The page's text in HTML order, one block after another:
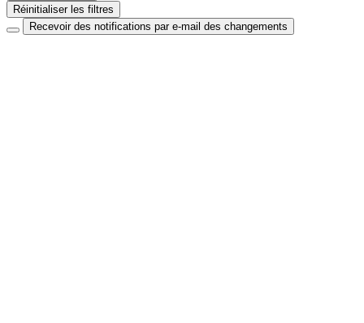
Réinitialiser les filtres
Recevoir des notifications par e-mail des changements